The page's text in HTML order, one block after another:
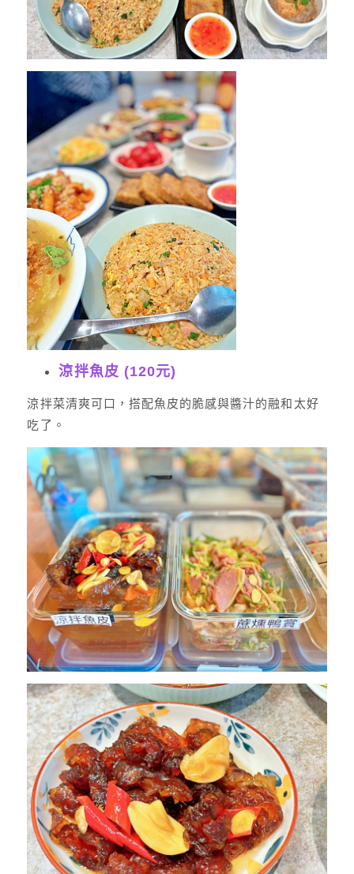
涼拌魚皮 (120元)
涼拌菜清爽可口，搭配魚皮的脆感與醬汁的融和太好
吃了。